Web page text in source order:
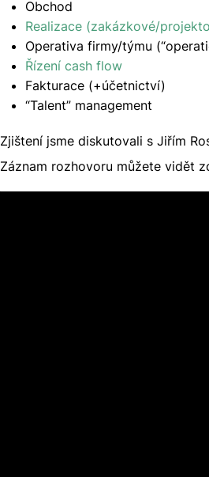
Obchod
Realizace (zakázkové/
Operativa firmy/týmu
Řízení cash flow
Fakturace (+účetnictví)
“Talent” management
Zjištení jsme diskutovali s Jiřím
Záznam rozhovoru můžete vidět